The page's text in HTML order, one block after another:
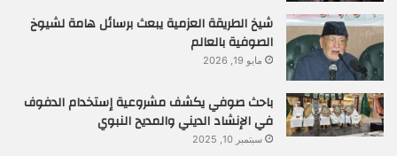
شيخ الطريقة العزمية يبعث برسائل هامة لشيوخ
الصوفية بالعالم
مايو 19, 2026
باحث صوفي يكشف مشروعية إستخدام الدفوف
في الإنشاد الديني والمديح النبوي
سبتمبر 10, 2025